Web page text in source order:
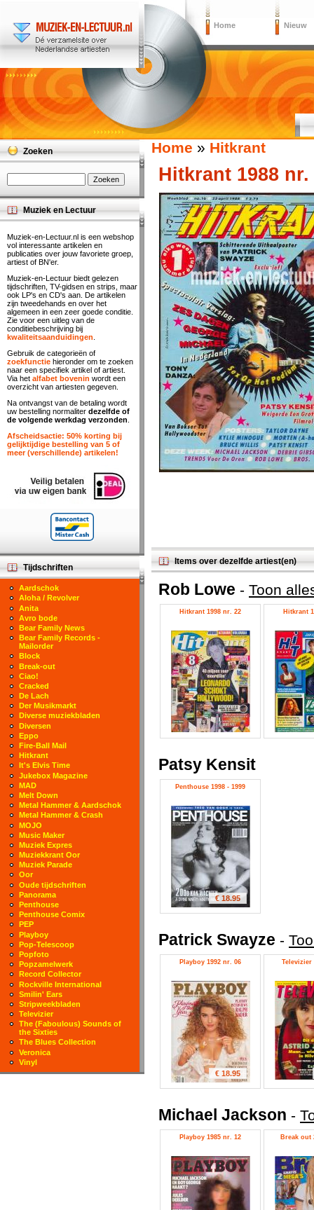
Home Nieuw
Home » Hitkrant
Hitkrant 1988 nr.
Items over dezelfde artiest(en)
Rob Lowe - Toon
Hitkrant 1998 nr. 22 Hitkrant
Patsy Kensit
Penthouse 1998 - 1999
€ 18.95
Patrick Swayze -
Playboy 1992 nr. 06
€ 18.95
Televizier
Michael Jackson -
Playboy 1985 nr. 12 Break out
Zoeken
Muziek en Lectuur
Muziek-en-Lectuur.nl is een webshop
vol interessante artikelen en
publicaties over jouw favoriete groep,
artiest of BN'er.
Muziek-en-Lectuur biedt gelezen
tijdschriften, TV-gidsen en strips, maar
ook LP's en CD's aan. De artikelen
zijn tweedehands en over het
algemeen in een zeer goede conditie.
Zie voor een uitleg van de
conditiebeschrijving bij
kwaliteitsaanduidingen
Gebruik de categorieën of
zoekfunctie hieronder om te zoeken
naar een specifiek artikel of artiest.
Via het alfabet bovenin wordt een
overzicht van artiesten gegeven.
Na ontvangst van de betaling wordt
uw bestelling normaliter dezelfde of
de volgende werkdag verzonden
Afscheidsactie: 50% korting bij
gelijktijdige bestelling van 5 of
meer (verschillende) artikelen!
Tijdschriften
Aardschok
Aloha / Revolver
Anita
Avro bode
Bear Family News
Bear Family Records -
Mailorder
Block
Break-out
Ciao!
Cracked
De Lach
Der Musikmarkt
Diverse muziekbladen
Diversen
Eppo
Fire-Ball Mail
Hitkrant
It's Elvis Time
Jukebox Magazine
MAD
Melt Down
Metal Hammer & Aardschok
Metal Hammer & Crash
MOJO
Music Maker
Muziek Expres
Muziekkrant Oor
Muziek Parade
Oor
Oude tijdschriften
Panorama
Penthouse
Penthouse Comix
PEP
Playboy
Pop-Telescoop
Popfoto
Popzamelwerk
Record Collector
Rockville International
Smilin' Ears
Stripweekbladen
Televizier
The (Faboulous) Sounds of
the Sixties
The Blues Collection
Veronica
Vinyl